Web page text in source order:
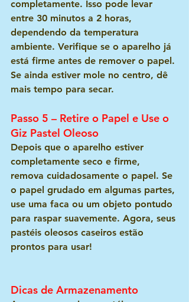
completamente. Isso pode levar
entre 30 minutos a 2 horas,
dependendo da temperatura
ambiente. Verifique se o aparelho já
está firme antes de remover o papel.
Se ainda estiver mole no centro, dê
mais tempo para secar.
Passo 5 – Retire o Papel e Use o
Giz Pastel Oleoso
Depois que o aparelho estiver
completamente seco e firme,
remova cuidadosamente o papel. Se
o papel grudado em algumas partes,
use uma faca ou um objeto pontudo
para raspar suavemente. Agora, seus
pastéis oleosos caseiros estão
prontos para usar!
Dicas de Armazenamento